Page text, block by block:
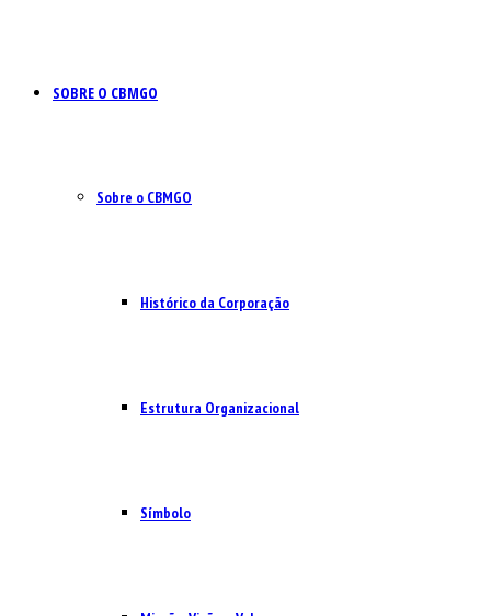
SOBRE O CBMGO
Sobre o CBMGO
Histórico da Corporação
Estrutura Organizacional
Símbolo